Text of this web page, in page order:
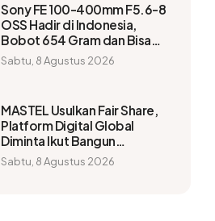
Sony FE 100-400mm F5.6-8
OSS Hadir di Indonesia,
Bobot 654 Gram dan Bisa
Capai 1.200mm
Sabtu, 8 Agustus 2026
MASTEL Usulkan Fair Share,
Platform Digital Global
Diminta Ikut Bangun
Infrastruktur
Sabtu, 8 Agustus 2026